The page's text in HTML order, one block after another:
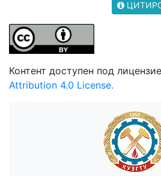
Контент доступен под
Attribution 4.0 License.